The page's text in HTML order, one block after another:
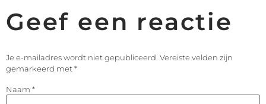
Geef een reactie
Je e-mailadres wordt niet gepubliceerd. Vereiste velden zijn
gemarkeerd met*
Naam *